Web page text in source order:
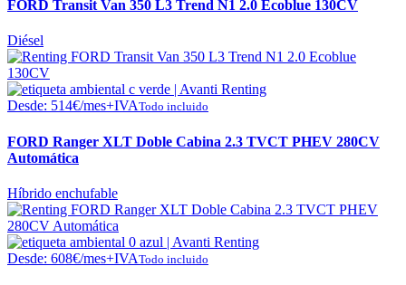
FORD Transit Van 350 L3 Trend N1 2.0 Ecoblue 130CV
Diésel
Desde: 514€/mes+IVATodo incluido
FORD Ranger XLT Doble Cabina 2.3 TVCT PHEV 280CV
Automática
Híbrido enchufable
Desde: 608€/mes+IVATodo incluido